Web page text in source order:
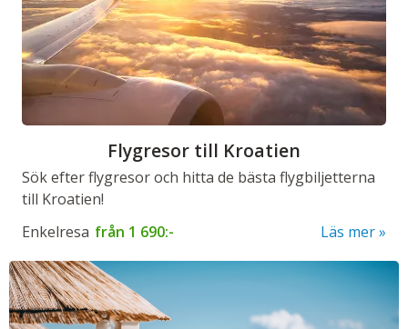
Flygresor till Kroatien
Sök efter flygresor och hitta de bästa flygbiljetterna
till Kroatien!
Enkelresa från 1 690:- Läs mer